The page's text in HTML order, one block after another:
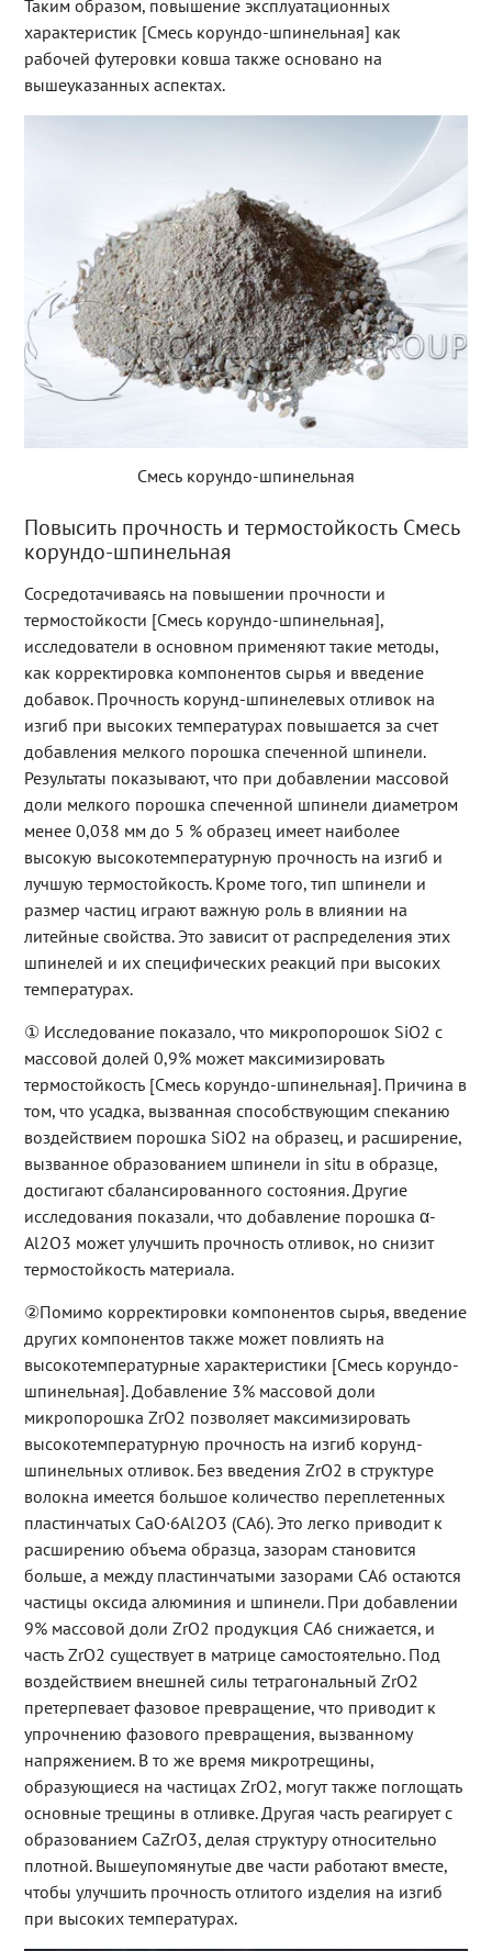
Таким образом, повышение эксплуатационных
характеристик [Смесь корундо-шпинельная] как
рабочей футеровки ковша также основано на
вышеуказанных аспектах.
Смесь корундо-шпинельная
Повысить прочность и термостойкость Смесь
корундо-шпинельная
Сосредотачиваясь на повышении прочности и
термостойкости [Смесь корундо-шпинельная],
исследователи в основном применяют такие методы,
как корректировка компонентов сырья и введение
добавок. Прочность корунд-шпинелевых отливок на
изгиб при высоких температурах повышается за счет
добавления мелкого порошка спеченной шпинели.
Результаты показывают, что при добавлении массовой
доли мелкого порошка спеченной шпинели диаметром
менее 0,038 мм до 5 % образец имеет наиболее
высокую высокотемпературную прочность на изгиб и
лучшую термостойкость. Кроме того, тип шпинели и
размер частиц играют важную роль в влиянии на
литейные свойства. Это зависит от распределения этих
шпинелей и их специфических реакций при высоких
температурах.
① Исследование показало, что микропорошок SiO2 с
массовой долей 0,9% может максимизировать
термостойкость [Смесь корундо-шпинельная]. Причина в
том, что усадка, вызванная способствующим спеканию
воздействием порошка SiO2 на образец, и расширение,
вызванное образованием шпинели in situ в образце,
достигают сбалансированного состояния. Другие
исследования показали, что добавление порошка α-
Al2O3 может улучшить прочность отливок, но снизит
термостойкость материала.
②Помимо корректировки компонентов сырья, введение
других компонентов также может повлиять на
высокотемпературные характеристики [Смесь корундо-
шпинельная]. Добавление 3% массовой доли
микропорошка ZrO2 позволяет максимизировать
высокотемпературную прочность на изгиб корунд-
шпинельных отливок. Без введения ZrO2 в структуре
волокна имеется большое количество переплетенных
пластинчатых CaO·6Al2O3 (СА6). Это легко приводит к
расширению объема образца, зазорам становится
больше, а между пластинчатыми зазорами CA6 остаются
частицы оксида алюминия и шпинели. При добавлении
9% массовой доли ZrO2 продукция СА6 снижается, и
часть ZrO2 существует в матрице самостоятельно. Под
воздействием внешней силы тетрагональный ZrO2
претерпевает фазовое превращение, что приводит к
упрочнению фазового превращения, вызванному
напряжением. В то же время микротрещины,
образующиеся на частицах ZrO2, могут также поглощать
основные трещины в отливке. Другая часть реагирует с
образованием CaZrO3, делая структуру относительно
плотной. Вышеупомянутые две части работают вместе,
чтобы улучшить прочность отлитого изделия на изгиб
при высоких температурах.